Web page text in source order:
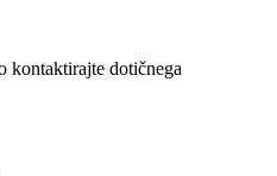
kontaktirajte dotičnega